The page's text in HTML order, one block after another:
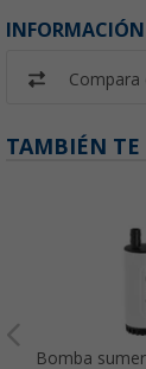
INFORMACIÓN
Compara
TAMBIÉN TE
Bomba